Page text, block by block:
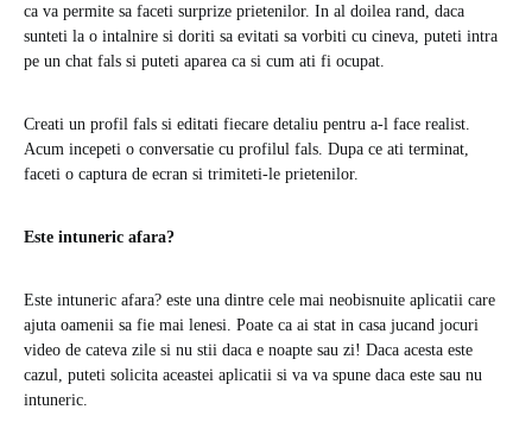
ca va permite sa faceti surprize prietenilor. In al doilea rand, daca
sunteti la o intalnire si doriti sa evitati sa vorbiti cu cineva, puteti intra
pe un chat fals si puteti aparea ca si cum ati fi ocupat.
Creati un profil fals si editati fiecare detaliu pentru a-l face realist.
Acum incepeti o conversatie cu profilul fals. Dupa ce ati terminat,
faceti o captura de ecran si trimiteti-le prietenilor.
Este intuneric afara?
Este intuneric afara? este una dintre cele mai neobisnuite aplicatii care
ajuta oamenii sa fie mai lenesi. Poate ca ai stat in casa jucand jocuri
video de cateva zile si nu stii daca e noapte sau zi! Daca acesta este
cazul, puteti solicita aceastei aplicatii si va va spune daca este sau nu
intuneric.